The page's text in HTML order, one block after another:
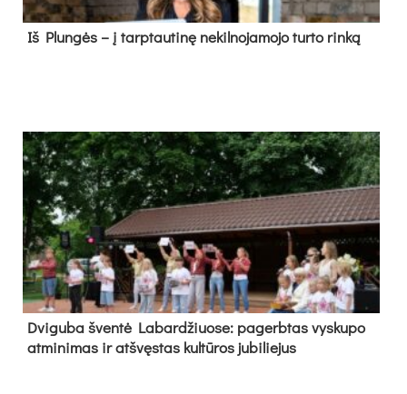
Iš Plungės – į tarptautinę nekilnojamojo turto rinką
Dvi­gu­ba šven­tė La­bar­džiuo­se: pa­gerb­tas vys­ku­po
at­mi­ni­mas ir at­švęs­tas kul­tū­ros ju­bi­lie­jus